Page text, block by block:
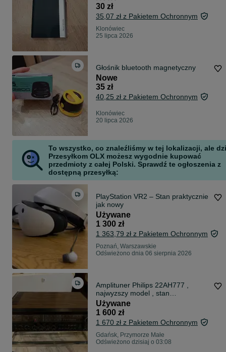
30 zł
35,07 zł z Pakietem Ochronnym
Klonówiec
25 lipca 2026
Głośnik bluetooth magnetyczny
Nowe
35 zł
40,25 zł z Pakietem Ochronnym
Klonówiec
20 lipca 2026
To wszystko, co znaleźliśmy w tej lokalizacji, ale
Przesyłkom OLX możesz wygodnie kupować
przedmioty z całej Polski. Sprawdź te ogłoszenia z
dostępną przesyłką:
PlayStation VR2 – Stan praktycznie
jak nowy
Używane
1 300 zł
1 363,79 zł z Pakietem Ochronnym
Poznań, Warszawskie
Odświeżono dnia 06 sierpnia 2026
Amplituner Philips 22AH777 ,
najwyzszy model , stan
kolekcjonerski czarna piekność
monster
Używane
1 600 zł
1 670 zł z Pakietem Ochronnym
Gdańsk, Przymorze Małe
Odświeżono dzisiaj o 03:08